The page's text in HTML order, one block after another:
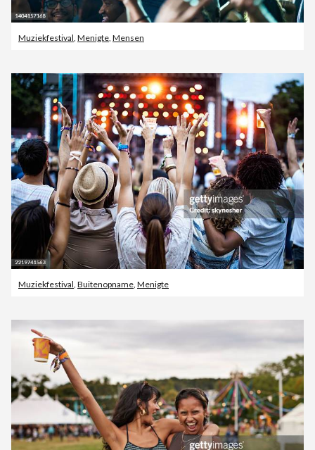
Muziekfestival, Menigte, Mensen
Muziekfestival Buitenopname Menigte